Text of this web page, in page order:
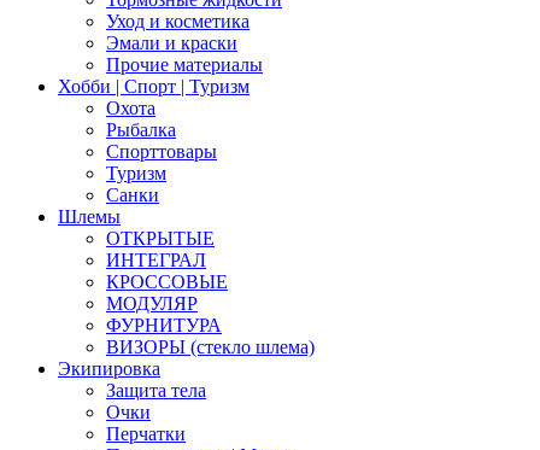
Уход и косметика
Эмали и краски
Прочие материалы
Хобби | Cпорт | Туризм
Охота
Рыбалка
Спорттовары
Туризм
Санки
Шлемы
ОТКРЫТЫЕ
ИНТЕГРАЛ
КРОССОВЫЕ
МОДУЛЯР
ФУРНИТУРА
ВИЗОРЫ (стекло шлема)
Экипировка
Защита тела
Очки
Перчатки